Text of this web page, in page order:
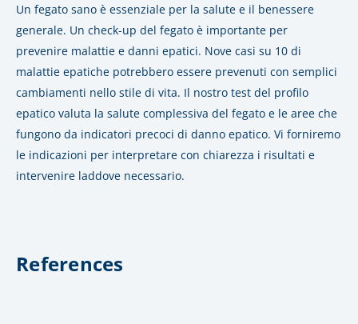
Un fegato sano è essenziale per la salute e il benessere
generale. Un check-up del fegato è importante per
prevenire malattie e danni epatici. Nove casi su 10 di
malattie epatiche potrebbero essere prevenuti con semplici
cambiamenti nello stile di vita. Il nostro test del profilo
epatico valuta la salute complessiva del fegato e le aree che
fungono da indicatori precoci di danno epatico. Vi forniremo
le indicazioni per interpretare con chiarezza i risultati e
intervenire laddove necessario.
References